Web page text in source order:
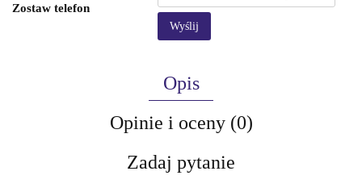
Zostaw telefon
Wyślij
Opis
Opinie i oceny (0)
Zadaj pytanie